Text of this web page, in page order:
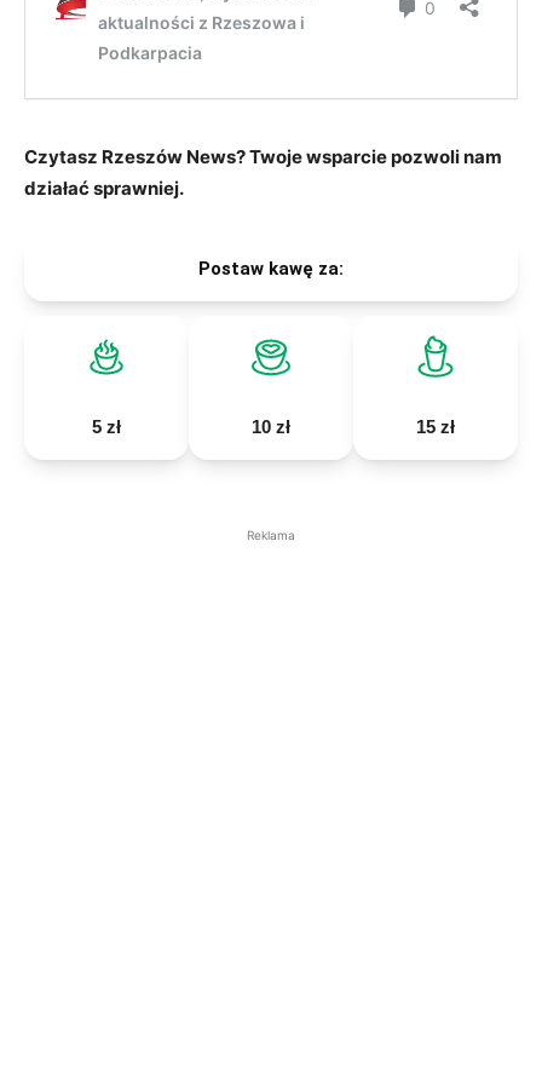
Czytasz Rzeszów News? Twoje wsparcie pozwoli nam
działać sprawniej.
Postaw kawę za:
5 zł 10 zł 15 zł
Reklama